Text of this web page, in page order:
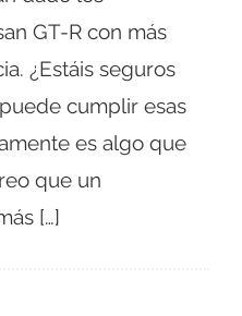
GT-R con más
¿Estáis seguros
cumplir esas
es algo que
que un
[…]